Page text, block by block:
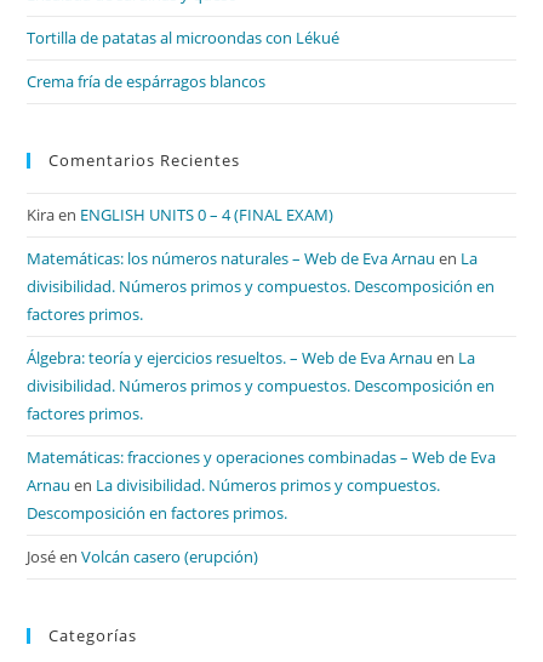
Tortilla de patatas al microondas con Lékué
Crema fría de espárragos blancos
Comentarios Recientes
Kiraen ENGLISH UNITS 0 – 4 (FINAL EXAM)
Matemáticas: los números naturales – Web de Eva Arnau en La
divisibilidad. Números primos y compuestos. Descomposición en
factores primos.
Álgebra: teoría y ejercicios resueltos. – Web de Eva Arnau en La
divisibilidad. Números primos y compuestos. Descomposición en
factores primos.
Matemáticas: fracciones y operaciones combinadas – Web de Eva
Arnau en La divisibilidad. Números primos y compuestos.
Descomposición en factores primos.
JoséenVolcán casero (erupción)
Categorías